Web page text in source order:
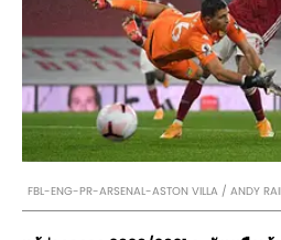
FBL-ENG-PR-ARSENAL-ASTON VILLA / ANDY